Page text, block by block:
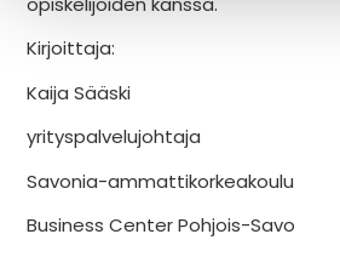
Kirjoittaja:
Kaija Sääski
yrityspalvelujohtaja
Savonia-ammattikorkeakoulu
Business Center Pohjois-Savo